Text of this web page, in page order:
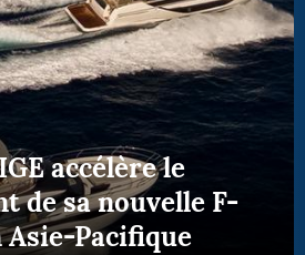
accélère le
de sa nouvelle F-
Asie-Pacifique